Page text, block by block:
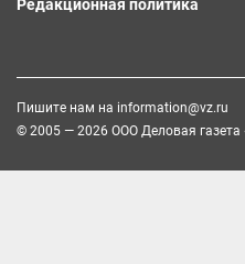
Редакционная политика
Пишите нам на information@vz.ru
© 2005 — 2026 ООО Деловая газета